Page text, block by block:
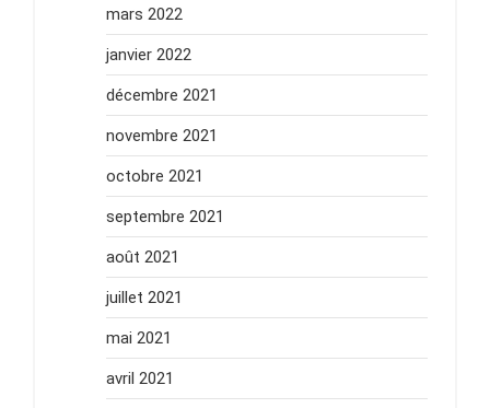
mars 2022
janvier 2022
décembre 2021
novembre 2021
octobre 2021
septembre 2021
août 2021
juillet 2021
mai 2021
avril 2021